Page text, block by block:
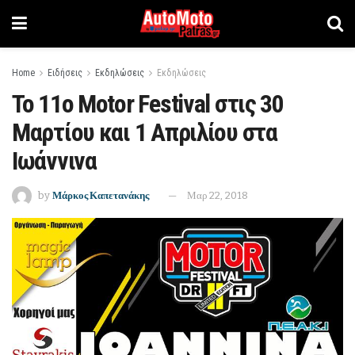
Home Ειδήσεις Εκδηλώσεις Εκδηλώσεις
To 11o Motor Festival στις 30
Μαρτίου και 1 Απριλίου στα
Ιωάννινα
by Μάρκος Καπετανάκης Μαρ 22, 2018